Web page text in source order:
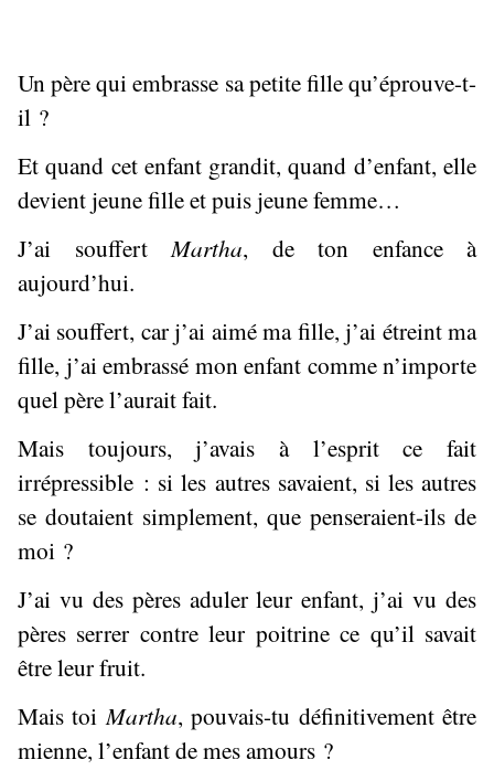
Un père qui embrasse sa petite fille qu’éprouve-t-
il ?
Et quand cet enfant grandit, quand d’enfant, elle
devient jeune fille et puis jeune femme…
J’ai souffertMartha, de ton enfance à
aujourd’hui.
J’ai souffert, car j’ai aimé ma fille, j’ai étreint ma
fille, j’ai embrassé mon enfant comme n’importe
quel père l’aurait fait.
Mais toujours, j’avais à l’esprit ce fait
irrépressible : si les autres savaient, si les autres
se doutaient simplement, que penseraient-ils de
moi ?
J’ai vu des pères aduler leur enfant, j’ai vu des
pères serrer contre leur poitrine ce qu’il savait
être leur fruit.
Mais toiMartha, pouvais-tu définitivement être
mienne, l’enfant de mes amours ?